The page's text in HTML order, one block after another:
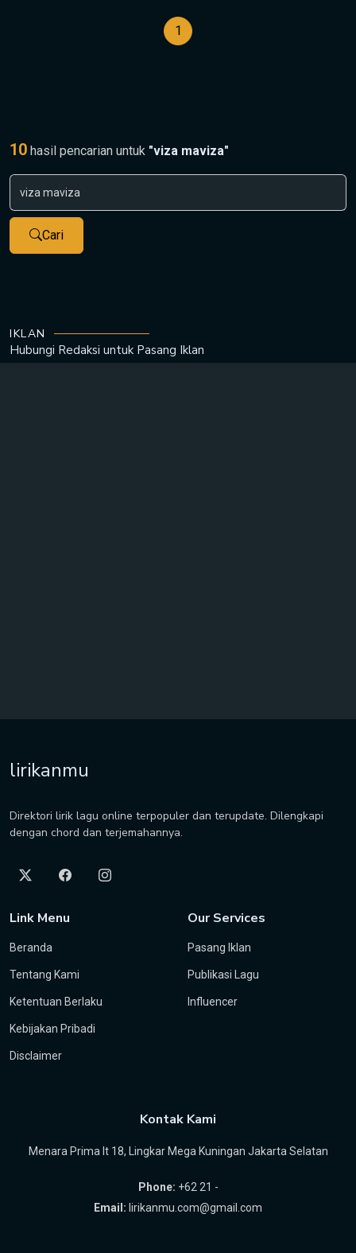
1
10 hasil pencarian untuk "viza maviza"
Cari
IKLAN
Hubungi Redaksi untuk Pasang Iklan
lirikanmu
Direktori lirik lagu online terpopuler dan terupdate. Dilengkapi
dengan chord dan terjemahannya.
Link Menu
Beranda
Tentang Kami
Ketentuan Berlaku
Kebijakan Pribadi
Disclaimer
Our Services
Pasang Iklan
Publikasi Lagu
Influencer
Kontak Kami
Menara Prima lt 18, Lingkar Mega Kuningan Jakarta Selatan
Phone: +62 21 -
Email: lirikanmu.com@gmail.com